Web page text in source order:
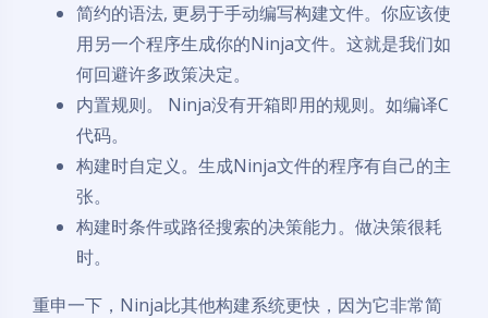
简约的语法, 更易于手动编写构建文件。你应该使
用另一个程序生成你的Ninja文件。这就是我们如
何回避许多政策决定。
内置规则。 Ninja没有开箱即用的规则。如编译C
代码。
构建时自定义。生成Ninja文件的程序有自己的主
张。
构建时条件或路径搜索的决策能力。做决策很耗
时。
重申一下，Ninja比其他构建系统更快，因为它非常简